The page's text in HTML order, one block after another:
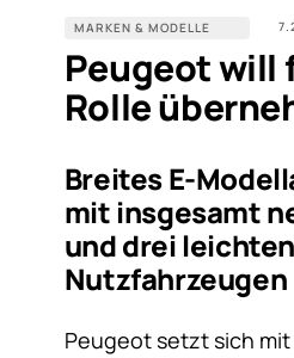
MARKEN & MODELLE
Peugeot will
Rolle
Breites E-
mit insgesamt
und drei leichten
Nutzfahrzeugen
Peugeot setzt sich